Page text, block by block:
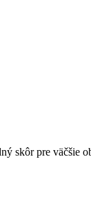
skôr pre väčšie